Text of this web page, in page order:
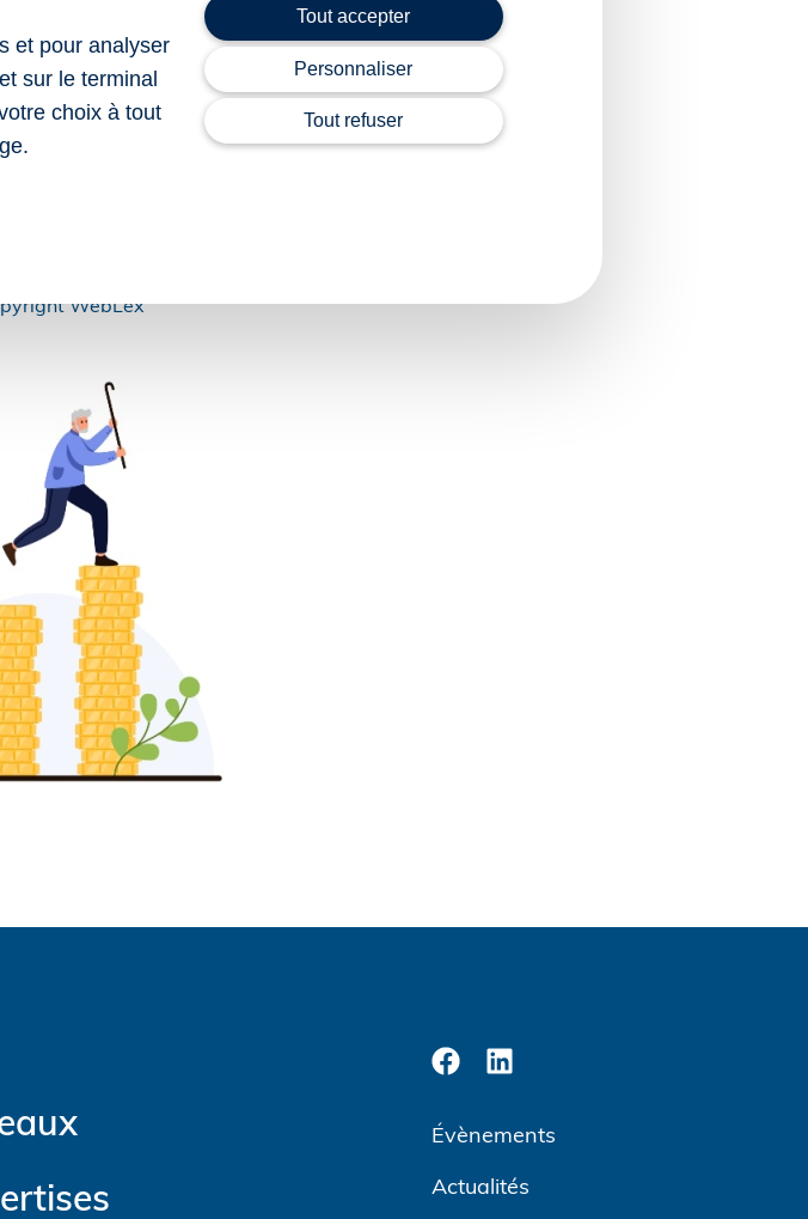
les services paie et RH. D’un côté, le calcul des
; de l’autre, les salariés proches de la retraite
progressive vers la fin de leur activité.
WebLex
Évènements
Actualités
et pour analyser
sur le terminal
choix à tout
Tout accepter
Personnaliser
Tout refuser